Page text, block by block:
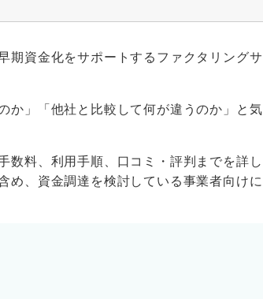
期資金化をサポートするファクタリングサ
か」「他社と比較して何が違うのか」と気
数料、利用手順、口コミ・評判までを詳し
め、資金調達を検討している事業者向けに